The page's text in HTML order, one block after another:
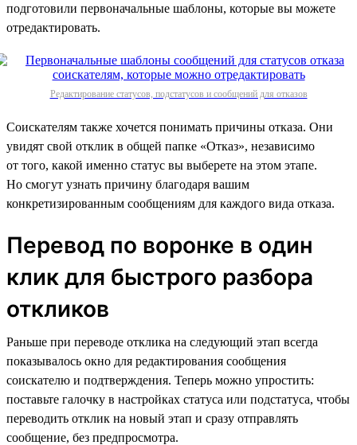
подготовили первоначальные шаблоны, которые вы можете
отредактировать.
Редактирование статусов, подстатусов и сообщений для отказов
Соискателям также хочется понимать причины отказа. Они
увидят свой отклик в общей папке «Отказ», независимо
от того, какой именно статус вы выберете на этом этапе.
Но смогут узнать причину благодаря вашим
конкретизированным сообщениям для каждого вида отказа.
Перевод по воронке в один
клик для быстрого разбора
откликов
Раньше при переводе отклика на следующий этап всегда
показывалось окно для редактирования сообщения
соискателю и подтверждения. Теперь можно упростить:
поставьте галочку в настройках статуса или подстатуса, чтобы
переводить отклик на новый этап и сразу отправлять
сообщение, без предпросмотра.